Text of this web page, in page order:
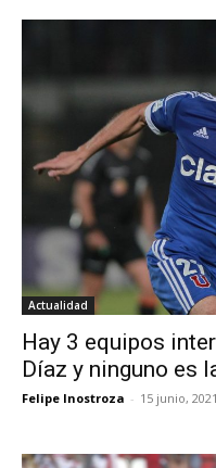
Actualidad
Hay 3 equipos
Díaz y ninguno es
Felipe Inostroza - 15 junio, 2021